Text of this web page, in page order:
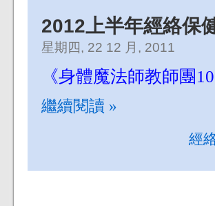
2012上半年經絡保
星期四, 22 12 月, 2011
《身體魔法師教師團
繼續閱讀 »
經